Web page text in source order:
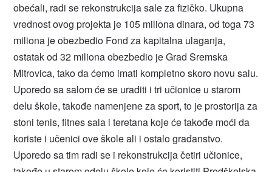
obećali, radi se rekonstrukcija sale za fizičko. Ukupna
vrednost ovog projekta je 105 miliona dinara, od toga 73
miliona je obezbedio Fond za kapitalna ulaganja,
ostatak od 32 miliona obezbedio je Grad Sremska
Mitrovica, tako da ćemo imati kompletno skoro novu salu.
Uporedo sa salom će se uraditi i tri učionice u starom
delu škole, takođe namenjene za sport, to je prostorija za
stoni tenis, fitnes sala i teretana koje će takođe moći da
koriste i učenici ove škole ali i ostalo građanstvo.
Uporedo sa tim radi se i rekonstrukcija četiri učionice,